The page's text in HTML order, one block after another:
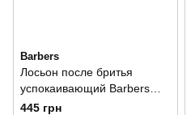
Barbers
Лосьон после бритья
успокаивающий Barbers
London 250 мл
445 грн